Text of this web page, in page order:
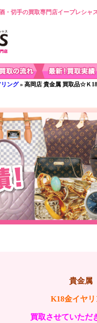
・切手の買取専門店イープレシャ
リング» 高岡店 貴金属 買取品☆Ｋ
貴金属
K18金イヤ
買取させていただ